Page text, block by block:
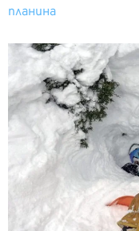
планина